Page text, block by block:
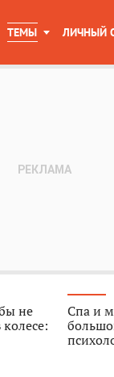
ТЕМЫ ЛИЧНЫЙ
не
колесе:
Спа и